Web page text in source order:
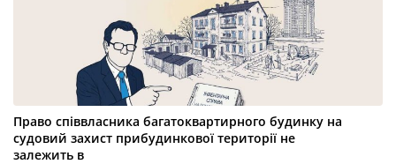
Право співвласника багатоквартирного будинку на
судовий захист прибудинкової території не
залежить в